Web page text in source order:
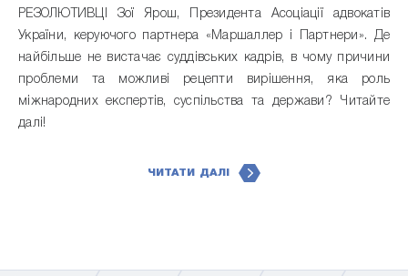
РЕЗОЛЮТИВЦІ Зої Ярош, Президента Асоціації адвокатів
України, керуючого партнера «Маршаллер і Партнери». Де
найбільше не вистачає суддівських кадрів, в чому причини
проблеми та можливі рецепти вирішення, яка роль
міжнародних експертів, суспільства та держави? Читайте
далі!
ЧИТАТИ ДАЛІ